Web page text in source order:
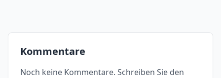
Kommentare
Noch keine Kommentare. Schreiben Sie den